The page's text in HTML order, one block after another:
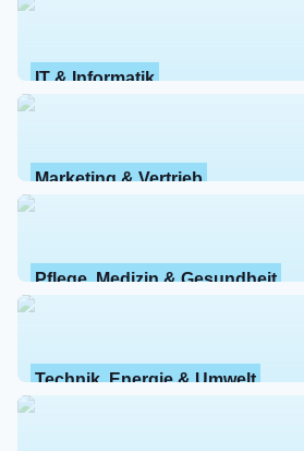
IT & Informatik
Marketing & Vertrieb
Pflege, Medizin & Gesundheit
Technik, Energie & Umwelt